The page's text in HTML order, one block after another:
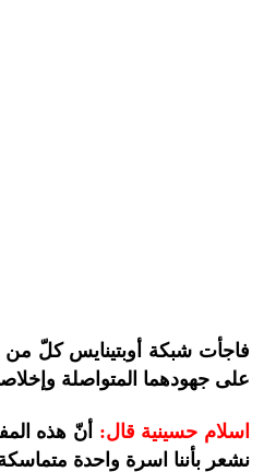
فاجأت شبكة أوبتينايس كلّ من
على جهودهما المتواصلة
اسلام حسينية قال: أنّ هذه
نشعر بأننا اسرة واحدة